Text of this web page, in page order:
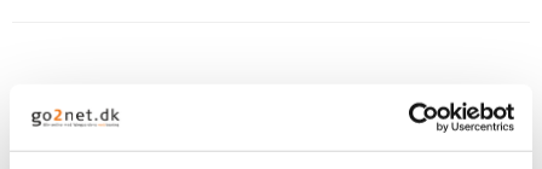
Relaterede produkter